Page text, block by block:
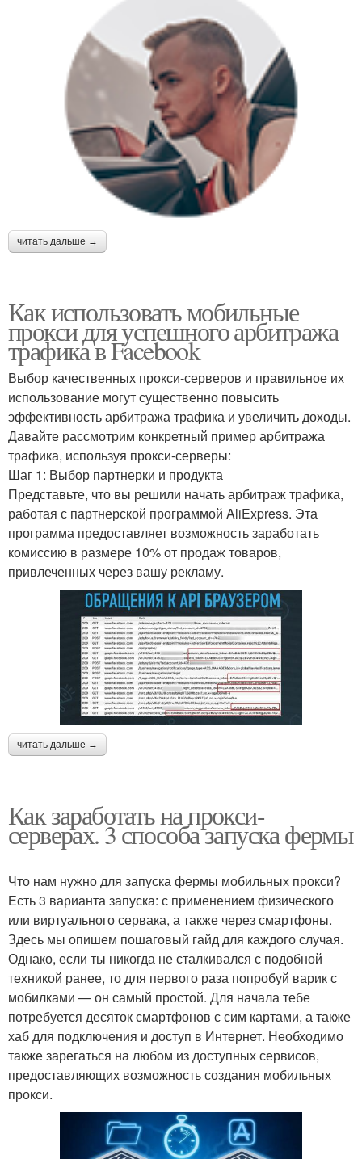
читать дальше →
Как использовать мобильные
прокси для успешного арбитража
трафика в Facebook
Выбор качественных прокси-серверов и правильное их
использование могут существенно повысить
эффективность арбитража трафика и увеличить доходы.
Давайте рассмотрим конкретный пример арбитража
трафика, используя прокси-серверы:
Шаг 1: Выбор партнерки и продукта
Представьте, что вы решили начать арбитраж трафика,
работая с партнерской программой AliExpress. Эта
программа предоставляет возможность заработать
комиссию в размере 10% от продаж товаров,
привлеченных через вашу рекламу.
читать дальше →
Как заработать на прокси-
серверах. 3 способа запуска фермы
Что нам нужно для запуска фермы мобильных прокси?
Есть 3 варианта запуска: с применением физического
или виртуального сервака, а также через смартфоны.
Здесь мы опишем пошаговый гайд для каждого случая.
Однако, если ты никогда не сталкивался с подобной
техникой ранее, то для первого раза попробуй варик с
мобилками — он самый простой. Для начала тебе
потребуется десяток смартфонов с сим картами, а также
хаб для подключения и доступ в Интернет. Необходимо
также зарегаться на любом из доступных сервисов,
предоставляющих возможность создания мобильных
прокси.